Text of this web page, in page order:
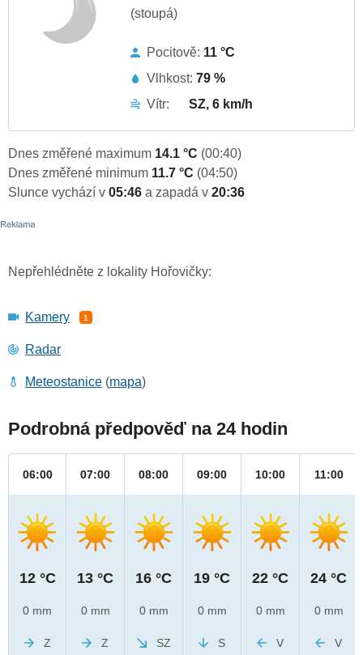
(stoupá)
Pocitově: 11 °C
Vlhkost: 79 %
Vítr:
SZ, 6 km/h
Dnes změřené maximum 14.1 °C (00:40)
Dnes změřené minimum 11.7 °C (04:50)
Slunce vychází v 05:46 a zapadá v 20:36
Nepřehlédněte z lokality Hořovičky:
Kamery 1
Radar
Meteostanice (mapa)
Podrobná předpověď na 24 hodin
06:00
12 °C
0 mm
Z
07:00
13 °C
0 mm
Z
08:00
16 °C
0 mm
SZ
09:00
19 °C
0 mm
S
10:00
22 °C
0 mm
V
11:00
24 °C
0 mm
V